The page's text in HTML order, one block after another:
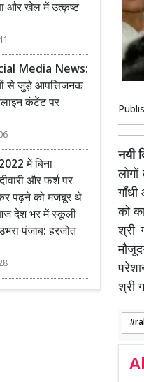
और खेल में उत्कृष्ट
Media News:
से जुड़े आपत्तिजनक
कंटेंट पर
में बिना
और फर्श पर
पढ़ने को मजबूर थे
आज देश भर में स्कूली
पंजाब: हरजोत
नयी
को
श्री
श्री